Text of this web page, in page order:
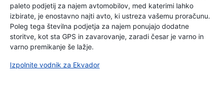
paleto podjetij za najem avtomobilov, med katerimi lahko
izbirate, je enostavno najti avto, ki ustreza vašemu proračunu.
Poleg tega številna podjetja za najem ponujajo dodatne
storitve, kot sta GPS in zavarovanje, zaradi česar je varno in
varno premikanje še lažje.
Izpolnite vodnik za Ekvador